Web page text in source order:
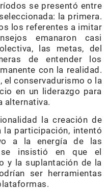
se presentó entre
la primera.
los referentes a imitar
emanaron casi
las metas, del
de entender los
con la realidad.
el conservadurismo o la
en un liderazgo para
alternativa.
la creación de
la participación, intentó
a la energía de las
se insistió en que el
y la suplantación de la
ser herramientas